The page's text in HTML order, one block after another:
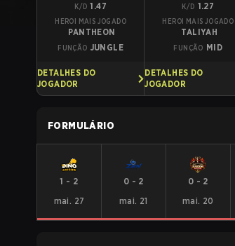
K/D 1.47
HEROI MAIS JOGADO
PANTHEON
FUNÇÃO JUNGLE
DETALHES DO
JOGADOR
K/D 1.27
HEROI MAIS JOGADO
TALIYAH
FUNÇÃO MID
DETALHES DO
JOGADOR
FORMULÁRIO
1 - 2
mai. 27
0 - 2
mai. 21
0 - 2
mai. 20